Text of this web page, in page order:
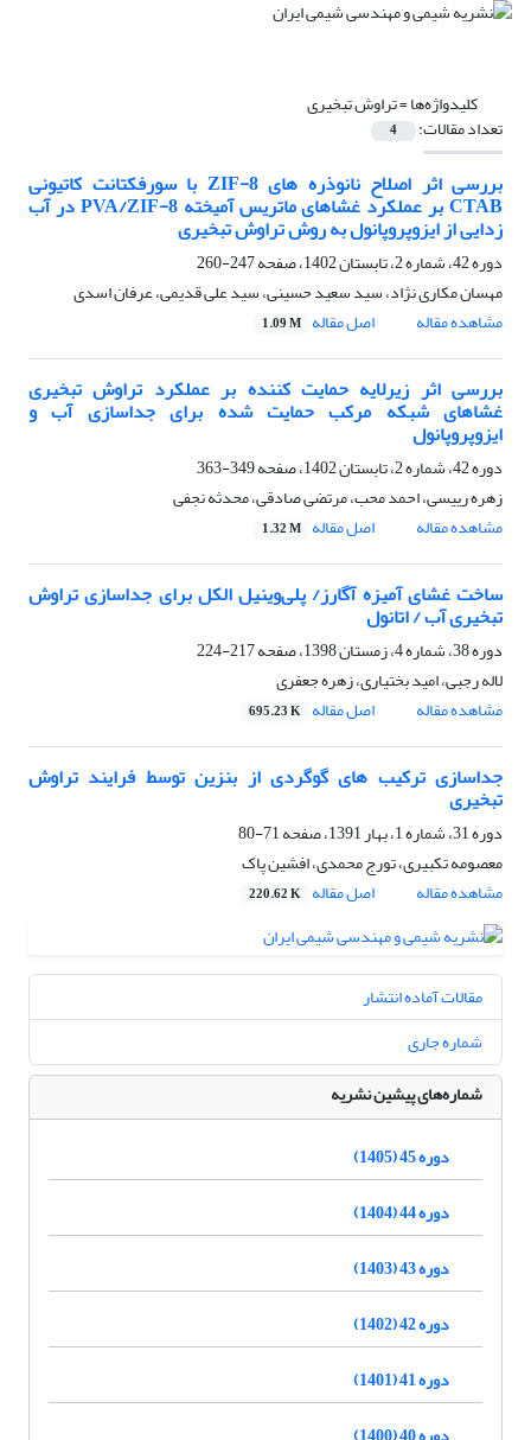
کلیدواژه‌ها =تراوش تبخیری
تعداد مقالات: 4
بررسی اثر اصلاح نانوذره های ZIF-8 با سورفکتانت کاتیونی
CTAB بر عملکرد غشاهای ماتریس آمیخته PVA/ZIF-8 در آب
زدایی از ایزوپروپانول به روش تراوش تبخیری
دوره 42، شماره 2، تابستان 1402، صفحه
247-260
مهسان مکاری نژاد، سید سعید حسینی، سید علی قدیمی، عرفان اسدی
مشاهده مقاله
اصل مقاله 1.09 M
بررسی اثر زیرلایه حمایت کننده بر عملکرد تراوش تبخیری
غشاهای شبکه مرکب حمایت شده برای جداسازی آب و
ایزوپروپانول
دوره 42، شماره 2، تابستان 1402، صفحه
349-363
زهره رییسی، احمد محب، مرتضی صادقی، محدثه نجفی
مشاهده مقاله
اصل مقاله 1.32 M
ساخت غشای آمیزه آگارز/ پلی‌وینیل الکل برای جداسازی تراوش
تبخیری آب / اتانول
دوره 38، شماره 4، زمستان 1398، صفحه
217-224
لاله رجبی، امید بختیاری، زهره جعفری
مشاهده مقاله
اصل مقاله 695.23 K
جداسازی ترکیب های گوگردی از بنزین توسط فرایند تراوش
تبخیری
دوره 31، شماره 1، بهار 1391، صفحه
71-80
معصومه تکبیری، تورج محمدی، افشین پاک
مشاهده مقاله
اصل مقاله 220.62 K
مقالات آماده انتشار
شماره جاری
شماره‌های پیشین نشریه
دوره 45 (1405)
دوره 44 (1404)
دوره 43 (1403)
دوره 42 (1402)
دوره 41 (1401)